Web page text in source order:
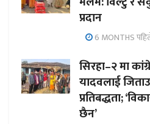
प्रदान
6 MONTHS
सिरहा–२ मा
यादवलाई
प्रतिबद्धता;
छैन’